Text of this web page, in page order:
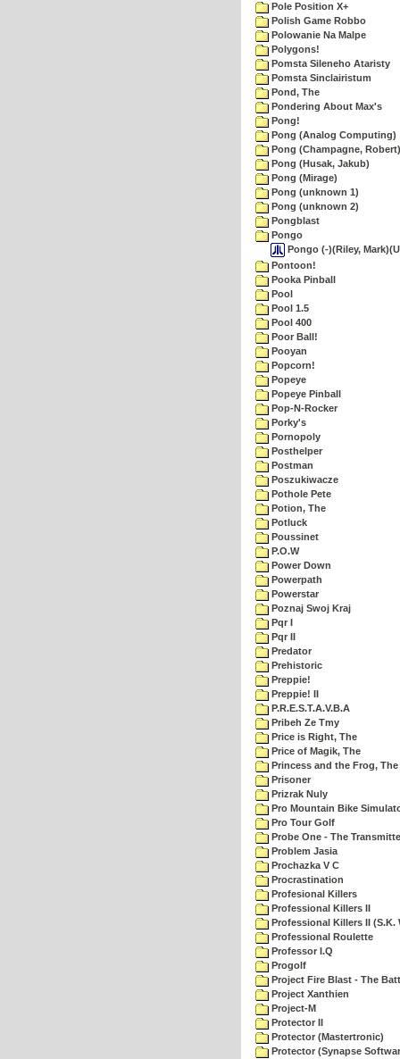
Pole Position X+
Polish Game Robbo
Polowanie Na Malpe
Polygons!
Pomsta Sileneho Ataristy
Pomsta Sinclairistum
Pond, The
Pondering About Max's
Pong!
Pong (Analog Computing)
Pong (Champagne, Robert)
Pong (Husak, Jakub)
Pong (Mirage)
Pong (unknown 1)
Pong (unknown 2)
Pongblast
Pongo
Pongo (-)(Riley,
Pontoon!
Pooka Pinball
Pool
Pool 1.5
Pool 400
Poor Ball!
Pooyan
Popcorn!
Popeye
Popeye Pinball
Pop-N-Rocker
Porky's
Pornopoly
Posthelper
Postman
Poszukiwacze
Pothole Pete
Potion, The
Potluck
Poussinet
P.O.W
Power Down
Powerpath
Powerstar
Poznaj Swoj Kraj
Pqr I
Pqr II
Predator
Prehistoric
Preppie!
Preppie! II
P.R.E.S.T.A.V.B.A
Pribeh Ze Tmy
Price is Right, The
Price of Magik, The
Princess and the Frog, The
Prisoner
Prizrak Nuly
Pro Mountain Bike
Pro Tour Golf
Probe One - The
Problem Jasia
Prochazka V C
Procrastination
Profesional Killers
Professional Killers II
Professional Killers II (S.K.
Professional Roulette
Professor I.Q
Progolf
Project Fire Blast - The
Project Xanthien
Project-M
Protector II
Protector (Mastertronic)
Protector (Synapse